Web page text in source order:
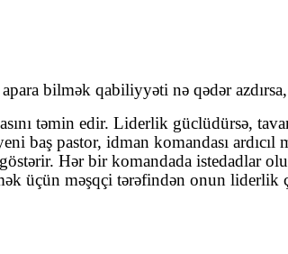
bilmək qabiliyyəti nə qədər
təmin edir. Liderlik güclüdürsə,
pastor, idman komandası ardıcıl
Hər bir komandada istedadlar
üçün məşqçi tərəfindən onun liderlik